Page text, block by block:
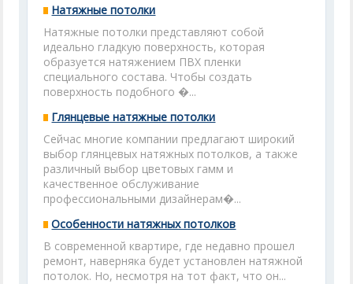
Натяжные потолки
Натяжные потолки представляют собой
идеально гладкую поверхность, которая
образуется натяжением ПВХ пленки
специального состава. Чтобы создать
поверхность подобного �...
Глянцевые натяжные потолки
Сейчас многие компании предлагают широкий
выбор глянцевых натяжных потолков, а также
различный выбор цветовых гамм и
качественное обслуживание
профессиональными дизайнерам�...
Особенности натяжных потолков
В современной квартире, где недавно прошел
ремонт, наверняка будет установлен натяжной
потолок. Но, несмотря на тот факт, что он...